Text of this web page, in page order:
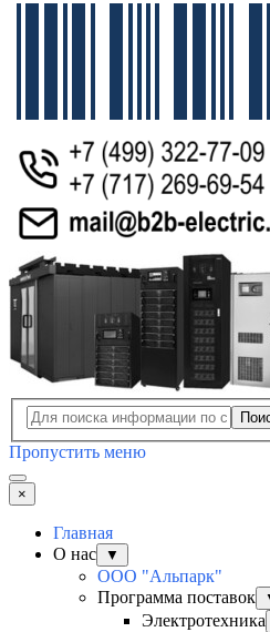
Пропустить меню
×
Главная
О нас
▼
ООО "Альпарк"
Программа поставок
Электротехника